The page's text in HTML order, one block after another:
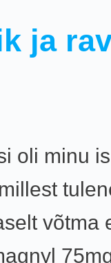
ja
oli minu
võtma